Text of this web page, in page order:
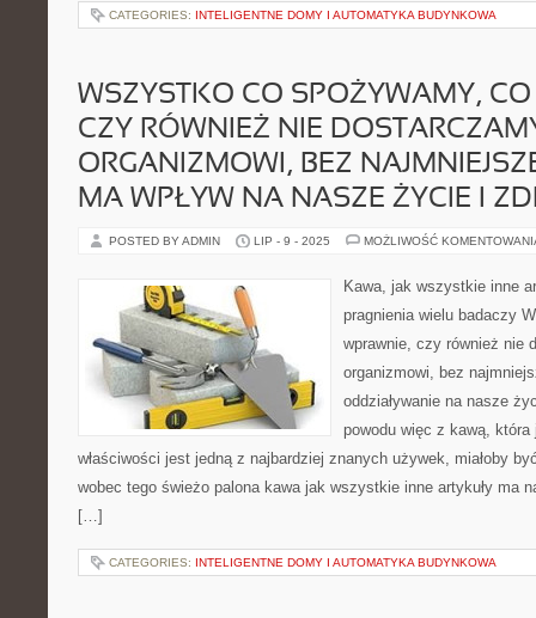
CATEGORIES: INTELIGENTNE DOMY I AUTOMATYKA BUDYNKOWA
WSZYSTKO CO SPOŻYWAMY,
CZY RÓWNIEŻ NIE
ORGANIZMOWI, BEZ
MA WPŁYW NA NASZE ŻYCIE I
POSTED BY ADMIN LIP - 9 - 2025 MOŻLIWOŚĆ
Kawa, jak wszystkie inne
pragnienia wielu badaczy
wprawnie, czy również nie
organizmowi, bez
oddziaływanie na nasze
powodu więc z kawą,
właściwości jest jedną z najbardziej znanych używek, miałoby
wobec tego świeżo palona kawa jak wszystkie inne artykuły ma
[…]
CATEGORIES: INTELIGENTNE DOMY I AUTOMATYKA BUDYNKOWA